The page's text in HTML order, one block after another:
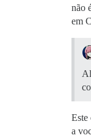
não
em
Este
a